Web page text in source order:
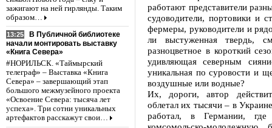
зажигают на ней гирлянды. Таким
образом…
13:25
В Публичной библиотеке
начали монтировать выставку
«Книга Севера»
#НОРИЛЬСК. «Таймырский
телеграф» – Выставка «Книга
Севера» – завершающий этап
большого межмузейного проекта
«Освоение Севера: тысяча лет
успеха». Три сотни уникальных
артефактов расскажут свои…
работают представители
судоводители, портовики и
фермеры, руководители и
ли выстуженная твердь,
разноцветное в короткий
удивляющая северным
уникальная по суровости и
воздушные или водные?
Их, дороги, автор
облетал их тысячи – в
работал, в Германии, где